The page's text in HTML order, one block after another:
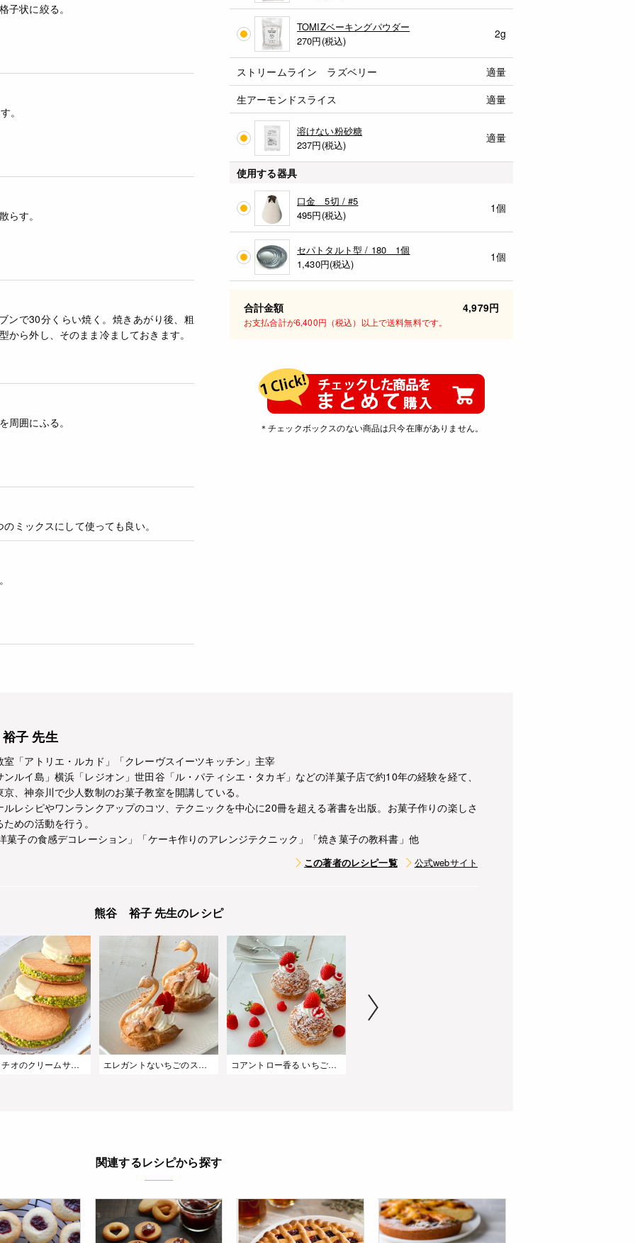
TOMIZベーキングパウダー
270円(税込)
2g
ストリームライン ラズベリー
適量
生アーモンドスライス
適量
溶けない粉砂糖
237円(税込)
適量
使用する器具
口金 5切 / #5
495円(税込)
1個
セパトタルト型 / 180 1個
1,430円(税込)
1個
合計金額 4,979円
お支払合計が6,400円（税込）以上で送料無料です。
＊チェックボックスのない商品は只今在庫がありません。
子状に絞る。
。
らす。
ンで30分くらい焼く。焼きあがり後、粗
から外し、そのまま冷ましておきます。
周囲にふる。
ミックスにして使っても良い。
子 先生
室「アトリエ・ルカド」「クレーヴスイーツキッチン」主宰
ンルイ島」横浜「レジオン」世田谷「ル・パティシエ・タカギ」などの洋菓子店で約10年の経験を経て、
京、神奈川で少人数制のお菓子教室を開講している。
ルレシピやワンランクアップのコツ、テクニックを中心に20冊を超える著書を出版。お菓子作りの楽しさ
めの活動を行う。
菓子の食感デコレーション」「ケーキ作りのアレンジテクニック」「焼き菓子の教科書」他
この著者のレシピ一覧 公式webサイト
熊谷 裕子 先生のレシピ
ピスタチオのクリームサンドクッキー エレガントないちごのスワンシュー コアントロー香る いちごのクリームパイ
関連するレシピから探す